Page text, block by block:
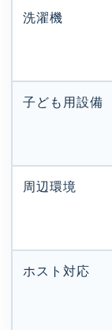
洗濯機
子ども用設備
周辺環境
ホスト対応